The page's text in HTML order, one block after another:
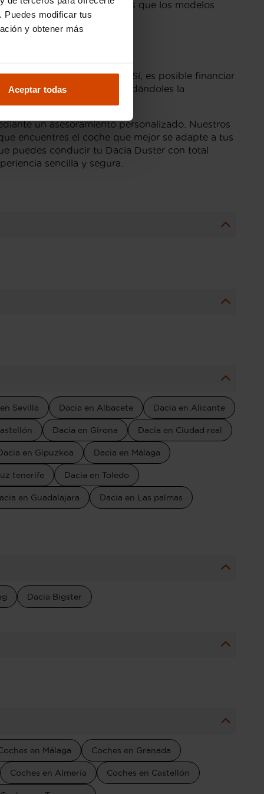
Puedes modificar tus
y obtener más
Aceptar todas
precios más altos, mientras que los modelos
través de la financiación. Sí, es posible financiar
necesidades económicas, dándoles la
un asesoramiento personalizado. Nuestros
encuentres el coche que mejor se adapte a tus
puedes conducir tu Dacia Duster con total
sencilla y segura.
Sevilla Dacia en Albacete Dacia en Alicante
Dacia en Girona Dacia en Ciudad real
en Gipuzkoa Dacia en Málaga
tenerife Dacia en Toledo
en Guadalajara Dacia en Las palmas
Dacia Bigster
en Málaga Coches en Granada
Coches en Almería Coches en Castellón